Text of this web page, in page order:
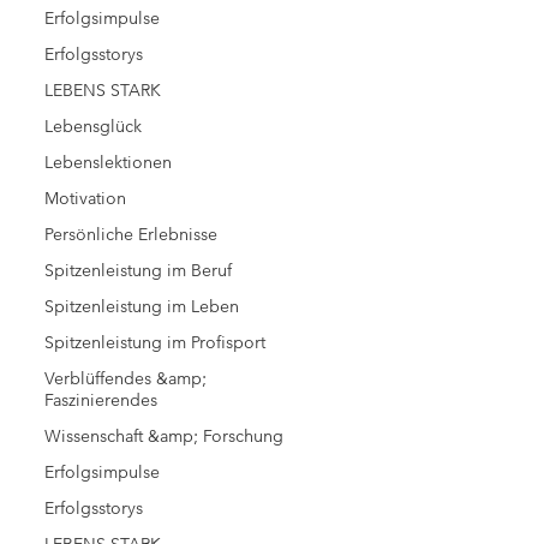
Erfolgsimpulse
Erfolgsstorys
LEBENS STARK
Lebensglück
Lebenslektionen
Motivation
Persönliche Erlebnisse
Spitzenleistung im Beruf
Spitzenleistung im Leben
Spitzenleistung im Profisport
Verblüffendes &amp;
Faszinierendes
Wissenschaft &amp; Forschung
Erfolgsimpulse
Erfolgsstorys